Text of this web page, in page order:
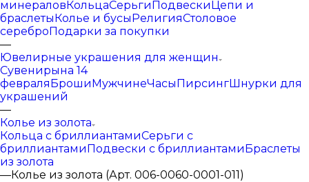
минераловКольцаСерьгиПодвескиЦепи и
браслетыКолье и бусыРелигияСтоловое
сереброПодарки за покупки
—
Ювелирные украшения для женщин
Сувенирына 14
февраляБрошиМужчинеЧасыПирсингШнурки для
украшений
—
Колье из золота
Кольца с бриллиантамиСерьги с
бриллиантамиПодвески с бриллиантамиБраслеты
из золота
—Колье из золота (Арт. 006-0060-0001-011)